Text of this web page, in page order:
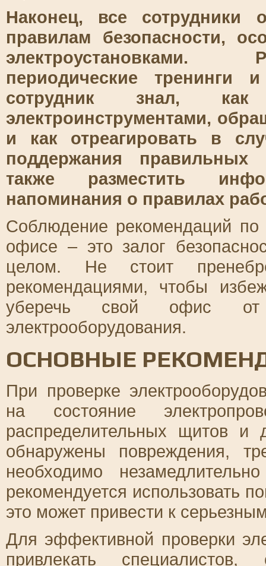
Наконец, все
правилам безопасности,
электроустановками.
периодические тренинги
сотрудник знал, как
электроинструментами,
и как отреагировать в
поддержания правильных
также разместить
напоминания о правилах
Соблюдение рекомендаций по
офисе – это залог
целом. Не стоит
рекомендациями, чтобы
уберечь свой офис от
электрооборудования.
ОСНОВНЫЕ
При проверке
на состояние
распределительных щитов и
обнаружены повреждения,
необходимо
рекомендуется использовать
это может привести к
Для эффективной проверки
привлекать специалистов,